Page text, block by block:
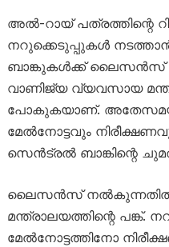
അൽ-റായ് പത്രത്തിന്റെ
നറുക്കെടുപ്പുകൾ
ബാങ്കുകൾക്ക് ലൈസൻസ്
വാണിജ്യ വ്യവസായ
പോകുകയാണ്.
മേൽനോട്ടവും
സെൻട്രൽ ബാങ്കിന്റെ
ലൈസൻസ് നൽകുന്നതിൽ
മന്ത്രാലയത്തിന്റെ പങ്ക്.
മേൽനോട്ടത്തിനോ